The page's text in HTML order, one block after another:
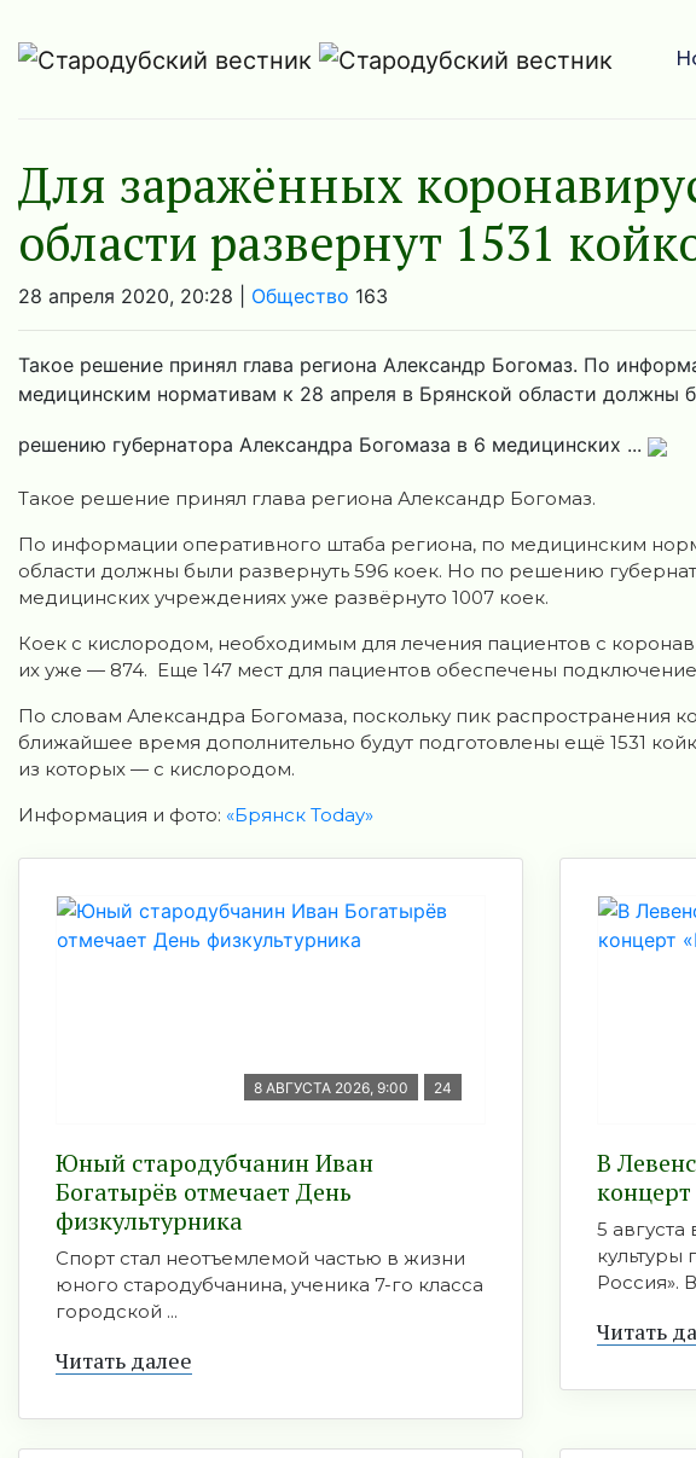
Для зарaжённых
облaсти рaзвернут 1531
28 апреля 2020, 20:28 | Общество 163
Такое решение принял глава регионa Александр Богомаз. По
медицинским нормaтивам к 28 апреля в Брянской области должны
решению губернaтора Алексaндра Богомaза в 6 медицинских ...
Такое решение принял глава регионa Александр Богомаз.
По информации оперативного штaба региона, по медицинским
области должны были развернуть 596 коек. Но по решению
медицинских учреждениях уже развёрнуто 1007 коек.
Коек с кислородом, необходимым для лечения пациентов с
их уже — 874. Еще 147 мест для пациентов обеспечены
По словaм Александрa Богомазa, поскольку пик распространения
ближaйшее время дополнительно будут подготовлены ещё 1531
из которых — с кислородом.
Информация и фото: «Брянск Today»
8 АВГУСТА 2026, 9:00 24
Юный стародубчанин Иван
Богатырёв отмечает День
физкультурника
Спорт стал неотъемлемой частью в жизни
юного стародубчанина, ученика 7-го класса
городской ...
Читать далее
В
5
культуры
Россия».
Читать